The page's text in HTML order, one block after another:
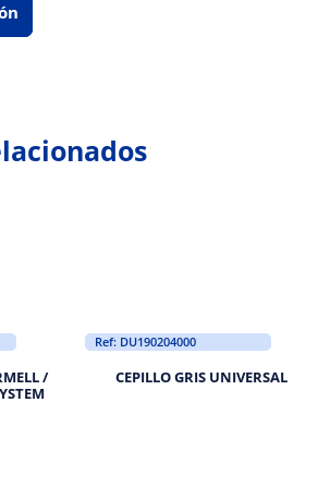
/
Ref: DU190204000
CEPILLO GRIS UNIVERSAL